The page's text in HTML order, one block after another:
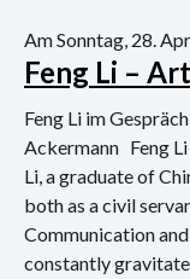
Hörspiel
Konzert
Performance
Vernissage
Am Sonntag, 28.
Feng Li –
Feng Li im
Ackermann Feng Li
Li, a graduate of
both as a civil
Communication
constantly